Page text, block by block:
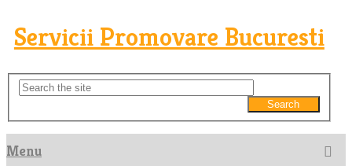
Servicii Promovare Bucuresti
Search
Menu